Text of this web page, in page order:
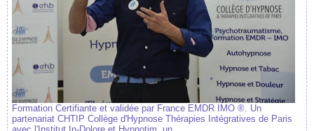
Formation Certifiante et validée par France EMDR IMO ®. Un
partenariat CHTIP Collège d'Hypnose Thérapies Intégratives de Paris